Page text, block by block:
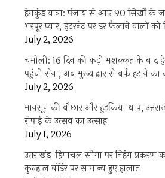
हेमकुंड यात्रा: पंजाब से आए 90 सिखों के
भरपूर प्यार, इंटरनेट पर डर फैलाने वालों को
July 2, 2026
चमोली: 16 दिन की कड़ी मशक्कत के बाद
पहुंची सेना, अब मुख्य द्वार से बर्फ हटाने
July 2, 2026
मानसून की बौछार और हुड़किया थाप,
रोपाई के उत्सव का उत्साह
July 1, 2026
उत्तराखंड-हिमाचल सीमा पर निहंग प्रकरण
कुल्हाल बॉर्डर पर सामान्य हुए हालात